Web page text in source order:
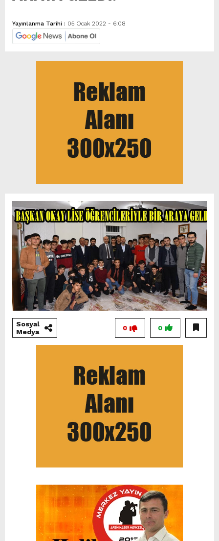
Yayınlanma Tarihi : 05 Ocak 2022 - 6:08
Sosyal
Medya
0
0